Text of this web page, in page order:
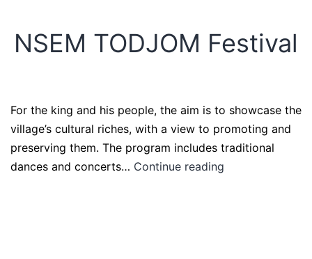
NSEM TODJOM Festival
For the king and his people, the aim is to showcase the
village’s cultural riches, with a view to promoting and
preserving them. The program includes traditional
dances and concerts… Continue reading